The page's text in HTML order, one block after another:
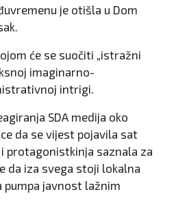
je otišla u Dom
će se suočiti „istražni
imaginarno-
intrigi.
SDA medija oko
da se vijest pojavila sat
protagonistkinja saznala za
da iza svega stoji lokalna
pumpa javnost lažnim